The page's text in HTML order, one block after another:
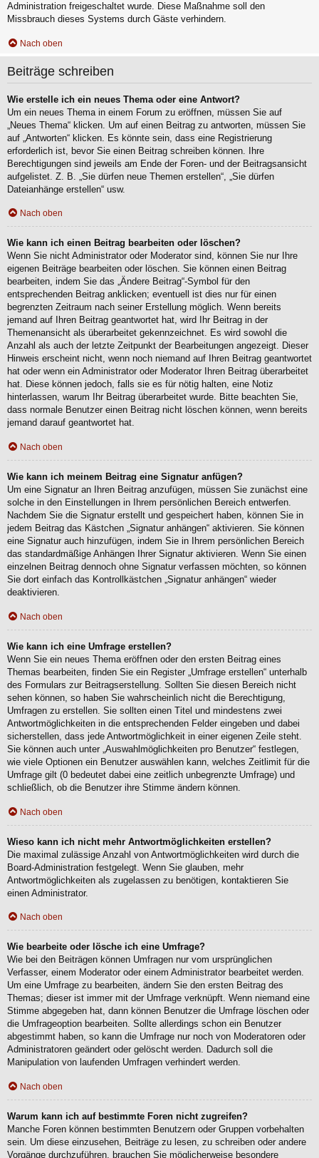
Administration freigeschaltet wurde. Diese Maßnahme soll den
Missbrauch dieses Systems durch Gäste verhindern.
Nach oben
Beiträge schreiben
Wie erstelle ich ein neues Thema oder eine Antwort?
Um ein neues Thema in einem Forum zu eröffnen, müssen Sie auf
„Neues Thema“ klicken. Um auf einen Beitrag zu antworten, müssen Sie
auf „Antworten“ klicken. Es könnte sein, dass eine Registrierung
erforderlich ist, bevor Sie einen Beitrag schreiben können. Ihre
Berechtigungen sind jeweils am Ende der Foren- und der Beitragsansicht
aufgelistet. Z. B. „Sie dürfen neue Themen erstellen“, „Sie dürfen
Dateianhänge erstellen“ usw.
Nach oben
Wie kann ich einen Beitrag bearbeiten oder löschen?
Wenn Sie nicht Administrator oder Moderator sind, können Sie nur Ihre
eigenen Beiträge bearbeiten oder löschen. Sie können einen Beitrag
bearbeiten, indem Sie das „Ändere Beitrag“-Symbol für den
entsprechenden Beitrag anklicken; eventuell ist dies nur für einen
begrenzten Zeitraum nach seiner Erstellung möglich. Wenn bereits
jemand auf Ihren Beitrag geantwortet hat, wird Ihr Beitrag in der
Themenansicht als überarbeitet gekennzeichnet. Es wird sowohl die
Anzahl als auch der letzte Zeitpunkt der Bearbeitungen angezeigt. Dieser
Hinweis erscheint nicht, wenn noch niemand auf Ihren Beitrag geantwortet
hat oder wenn ein Administrator oder Moderator Ihren Beitrag überarbeitet
hat. Diese können jedoch, falls sie es für nötig halten, eine Notiz
hinterlassen, warum Ihr Beitrag überarbeitet wurde. Bitte beachten Sie,
dass normale Benutzer einen Beitrag nicht löschen können, wenn bereits
jemand darauf geantwortet hat.
Nach oben
Wie kann ich meinem Beitrag eine Signatur anfügen?
Um eine Signatur an Ihren Beitrag anzufügen, müssen Sie zunächst eine
solche in den Einstellungen in Ihrem persönlichen Bereich entwerfen.
Nachdem Sie die Signatur erstellt und gespeichert haben, können Sie in
jedem Beitrag das Kästchen „Signatur anhängen“ aktivieren. Sie können
eine Signatur auch hinzufügen, indem Sie in Ihrem persönlichen Bereich
das standardmäßige Anhängen Ihrer Signatur aktivieren. Wenn Sie einen
einzelnen Beitrag dennoch ohne Signatur verfassen möchten, so können
Sie dort einfach das Kontrollkästchen „Signatur anhängen“ wieder
deaktivieren.
Nach oben
Wie kann ich eine Umfrage erstellen?
Wenn Sie ein neues Thema eröffnen oder den ersten Beitrag eines
Themas bearbeiten, finden Sie ein Register „Umfrage erstellen“ unterhalb
des Formulars zur Beitragserstellung. Sollten Sie diesen Bereich nicht
sehen können, so haben Sie wahrscheinlich nicht die Berechtigung,
Umfragen zu erstellen. Sie sollten einen Titel und mindestens zwei
Antwortmöglichkeiten in die entsprechenden Felder eingeben und dabei
sicherstellen, dass jede Antwortmöglichkeit in einer eigenen Zeile steht.
Sie können auch unter „Auswahlmöglichkeiten pro Benutzer“ festlegen,
wie viele Optionen ein Benutzer auswählen kann, welches Zeitlimit für die
Umfrage gilt (0 bedeutet dabei eine zeitlich unbegrenzte Umfrage) und
schließlich, ob die Benutzer ihre Stimme ändern können.
Nach oben
Wieso kann ich nicht mehr Antwortmöglichkeiten erstellen?
Die maximal zulässige Anzahl von Antwortmöglichkeiten wird durch die
Board-Administration festgelegt. Wenn Sie glauben, mehr
Antwortmöglichkeiten als zugelassen zu benötigen, kontaktieren Sie
einen Administrator.
Nach oben
Wie bearbeite oder lösche ich eine Umfrage?
Wie bei den Beiträgen können Umfragen nur vom ursprünglichen
Verfasser, einem Moderator oder einem Administrator bearbeitet werden.
Um eine Umfrage zu bearbeiten, ändern Sie den ersten Beitrag des
Themas; dieser ist immer mit der Umfrage verknüpft. Wenn niemand eine
Stimme abgegeben hat, dann können Benutzer die Umfrage löschen oder
die Umfrageoption bearbeiten. Sollte allerdings schon ein Benutzer
abgestimmt haben, so kann die Umfrage nur noch von Moderatoren oder
Administratoren geändert oder gelöscht werden. Dadurch soll die
Manipulation von laufenden Umfragen verhindert werden.
Nach oben
Warum kann ich auf bestimmte Foren nicht zugreifen?
Manche Foren können bestimmten Benutzern oder Gruppen vorbehalten
sein. Um diese einzusehen, Beiträge zu lesen, zu schreiben oder andere
Vorgänge durchzuführen, brauchen Sie möglicherweise besondere